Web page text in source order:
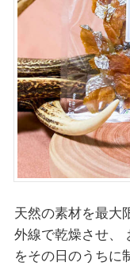
天然の素材を最大
外線で乾燥させ、
をその日のうちに